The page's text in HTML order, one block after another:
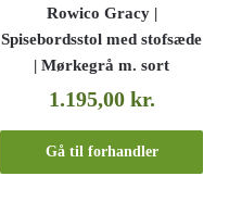
Rowico Gracy |
Spisebordsstol med stofsæde
| Mørkegrå m. sort
1.195,00 kr.
Gå til forhandler